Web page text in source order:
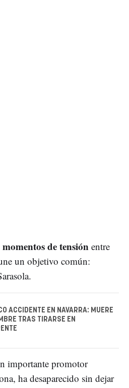
momentos de tensión entre
un objetivo común:
ACCIDENTE EN NAVARRA: MUERE
TRAS TIRARSE EN
importante promotor
ha desaparecido sin dejar